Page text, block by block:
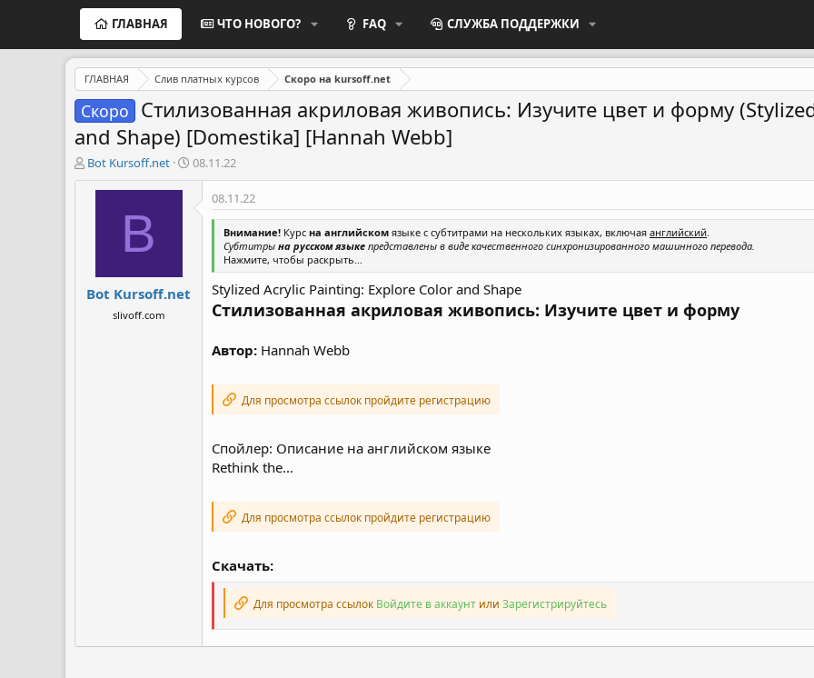
ГЛАВНАЯ ЧТО НОВОГО? FAQ СЛУЖБА ПОДДЕРЖКИ
ГЛАВНАЯ Слив платных курсов Скоро на kursoff.net
Скоро
Стилизованная акриловая живопись: Изучите цвет и форму
and Shape) [Domestika] [Hannah Webb]
А
в
ы
Bot Kursoff.net
Д
а
а
08.11.22
B
Bot Kursoff.net
slivoff.com
08.11.22
Внимание! Курс на английском языке с субтитрами на нескольких языках, включая английский.
Субтитры на русском языке представлены в виде качественного синхронизированного машинного перевода.
Нажмите, чтобы раскрыть...
Stylized Acrylic Painting: Explore Color and Shape
Стилизованная акриловая живопись: Изучите цвет и форму
Автор: Hannah Webb
Для просмотра ссылок пройдите регистрацию
Спойлер: Описание на английском языке
Rethink the...
Для просмотра ссылок пройдите регистрацию
Скачать:
Для просмотра ссылок Войдите в аккаунт или Зарегистрируйтесь